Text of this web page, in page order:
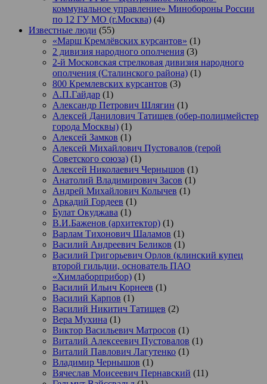
коммунальное управление» Минобороны России
по 12 ГУ МО (г.Москва) (4)
Известные люди (55)
«Марш Кремлёвских курсантов» (1)
2 дивизия народного ополчения (3)
2-й Московская стрелковая дивизия народного
ополчения (Сталинского района) (1)
800 Кремлевских курсантов (3)
А.П.Гайдар (1)
Александр Петрович Шлягин (1)
Алексей Данилович Татищев (обер-полицмейстер
города Москвы) (1)
Алексей Замков (1)
Алексей Михайлович Пустовалов (герой
Советского союза) (1)
Алексей Николаевич Чернышов (1)
Анатолий Владимирович Засов (1)
Андрей Михайлович Колычев (1)
Аркадий Гордеев (1)
Булат Окуджава (1)
В.И.Баженов (архитектор) (1)
Варлам Тихонович Шаламов (1)
Василий Андреевич Беликов (1)
Василий Григорьевич Орлов (клинский купец
второй гильдии, основатель ПАО
«Химлаборприбор) (1)
Василий Ильич Корнеев (1)
Василий Карпов (1)
Василий Никитич Татищев (2)
Вера Мухина (1)
Виктор Васильевич Матросов (1)
Виталий Алексеевич Пустовалов (1)
Виталий Павлович Лагутенко (1)
Владимир Чернышов (1)
Вячеслав Моисеевич Пернавский (11)